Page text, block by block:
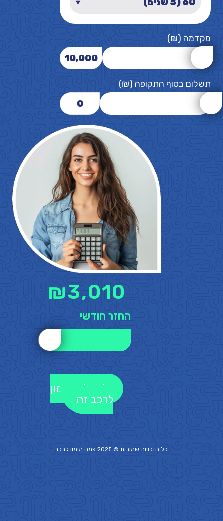
מקדמה (₪)
10,000
תשלום בסוף התקופה (₪)
0
3,010
₪
החזר חודשי
לקבלת מימון
לרכב זה
כל הזכויות שמורות © 2025 פמה מימון לרכב